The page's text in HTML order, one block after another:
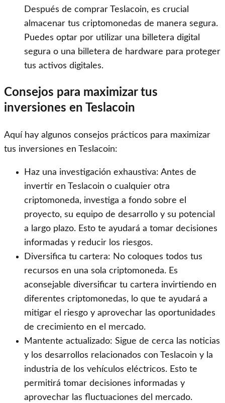
Después de comprar Teslacoin, es crucial
almacenar tus criptomonedas de manera segura.
Puedes optar por utilizar una billetera digital
segura o una billetera de hardware para proteger
tus activos digitales.
Consejos para maximizar tus
inversiones en Teslacoin
Aquí hay algunos consejos prácticos para maximizar
tus inversiones en Teslacoin:
Haz una investigación exhaustiva: Antes de
invertir en Teslacoin o cualquier otra
criptomoneda, investiga a fondo sobre el
proyecto, su equipo de desarrollo y su potencial
a largo plazo. Esto te ayudará a tomar decisiones
informadas y reducir los riesgos.
Diversifica tu cartera: No coloques todos tus
recursos en una sola criptomoneda. Es
aconsejable diversificar tu cartera invirtiendo en
diferentes criptomonedas, lo que te ayudará a
mitigar el riesgo y aprovechar las oportunidades
de crecimiento en el mercado.
Mantente actualizado: Sigue de cerca las noticias
y los desarrollos relacionados con Teslacoin y la
industria de los vehículos eléctricos. Esto te
permitirá tomar decisiones informadas y
aprovechar las fluctuaciones del mercado.